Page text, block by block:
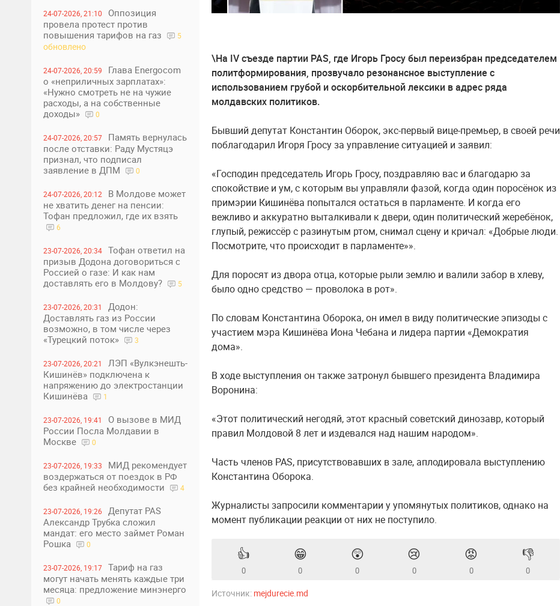
24-07-2026, 21:10
Оппозиция
провела протест против
повышения тарифов на газ
5
обновлено
24-07-2026, 20:59
Глава Energocom
о «неприличных зарплатах»:
«Нужно смотреть не на чужие
расходы, а на собственные
доходы»
0
24-07-2026, 20:57
Память вернулась
после отставки: Раду Мустяцэ
признал, что подписал
заявление в ДПМ
0
24-07-2026, 20:12
В Молдове может
не хватить денег на пенсии:
Тофан предложил, где их взять
6
23-07-2026, 20:34
Тофан ответил на
призыв Додона договориться с
Россией о газе: И как нам
доставлять его в Молдову?
5
23-07-2026, 20:31
Додон:
Доставлять газ из России
возможно, в том числе через
«Турецкий поток»
3
23-07-2026, 20:21
ЛЭП «Вулкэнешть-
Кишинёв» подключена к
напряжению до электростанции
Кишинёва
1
23-07-2026, 19:41
О вызове в МИД
России Посла Молдавии в
Москве
0
23-07-2026, 19:33
МИД рекомендует
воздержаться от поездок в РФ
без крайней необходимости
4
23-07-2026, 19:26
Депутат PAS
Александр Трубка сложил
мандат: его место займет Роман
Рошка
0
23-07-2026, 19:17
Тариф на газ
могут начать менять каждые три
месяца: предложение минэнерго
0
\На IV съезде партии PAS, где Игорь Гросу был переизбран председателем
политформирования, прозвучало резонансное выступление с
использованием грубой и оскорбительной лексики в адрес ряда
молдавских политиков.
Бывший депутат Константин Оборок, экс-первый вице-премьер, в своей речи
поблагодарил Игоря Гросу за управление ситуацией и заявил:
«Господин председатель Игорь Гросу, поздравляю вас и благодарю за
спокойствие и ум, с которым вы управляли фазой, когда один поросёнок из
примэрии Кишинёва попытался остаться в парламенте. И когда его
вежливо и аккуратно выталкивали к двери, один политический жеребёнок,
глупый, режиссёр с разинутым ртом, снимал сцену и кричал: «Добрые люди.
Посмотрите, что происходит в парламенте»».
Для поросят из двора отца, которые рыли землю и валили забор в хлеву,
было одно средство — проволока в рот».
По словам Константина Оборока, он имел в виду политические эпизоды с
участием мэра Кишинёва Иона Чебана и лидера партии «Демократия
дома».
В ходе выступления он также затронул бывшего президента Владимира
Воронина:
«Этот политический негодяй, этот красный советский динозавр, который
правил Молдовой 8 лет и издевался над нашим народом».
Часть членов PAS, присутствовавших в зале, аплодировала выступлению
Константина Оборока.
Журналисты запросили комментарии у упомянутых политиков, однако на
момент публикации реакции от них не поступило.
👍
0
😁
0
😲
0
😢
0
😡
0
👎
0
Источник: mejdurecie.md